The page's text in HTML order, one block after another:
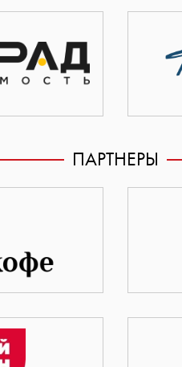
ПАРТНЕРЫ